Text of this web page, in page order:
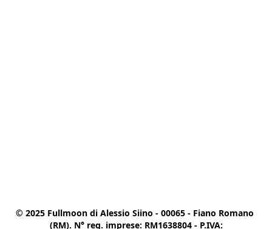
© 2025 Fullmoon di Alessio Siino - 00065 - Fiano Romano
(RM). N° reg. imprese: RM1638804 - P.IVA: